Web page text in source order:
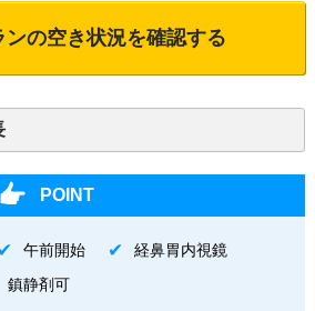
の空き状況を確認する
POINT
午前開始
経鼻胃内視鏡
鎮静剤可